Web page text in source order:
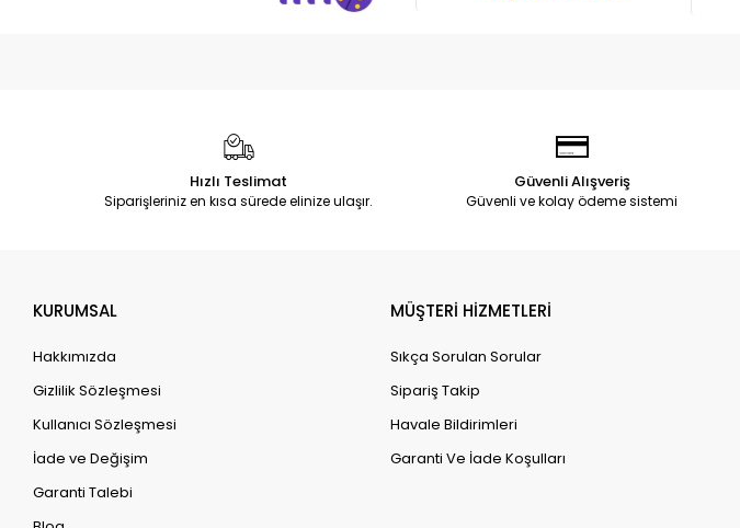
Hızlı Teslimat
Siparişleriniz en kısa sürede elinize ulaşır.
Güvenli Alışveriş
Güvenli ve kolay ödeme sistemi
KURUMSAL
Hakkımızda
Gizlilik Sözleşmesi
Kullanıcı Sözleşmesi
İade ve Değişim
Garanti Talebi
MÜŞTERİ HİZMETLERİ
Sıkça Sorulan Sorular
Sipariş Takip
Havale Bildirimleri
Garanti Ve İade Koşulları